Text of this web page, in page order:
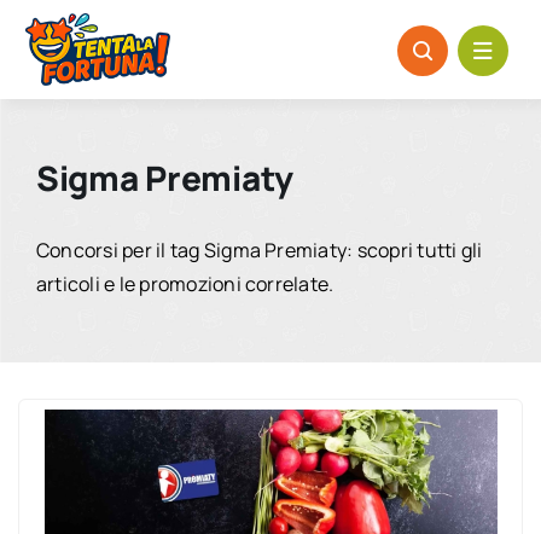
Salta
contenuto
Sigma Premiaty
Concorsi per il tag Sigma Premiaty: scopri tutti gli
articoli e le promozioni correlate.